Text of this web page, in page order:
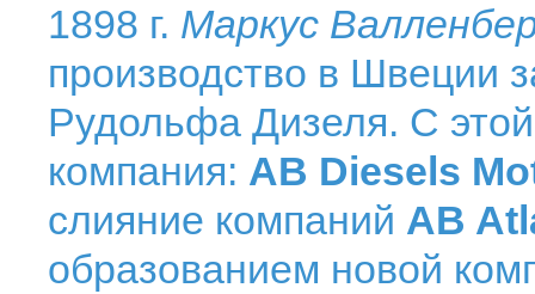
1898 г. Маркус
производство в Швеции
Рудольфа Дизеля. С
компания: AB Diesels
слияние компаний AB
образованием новой